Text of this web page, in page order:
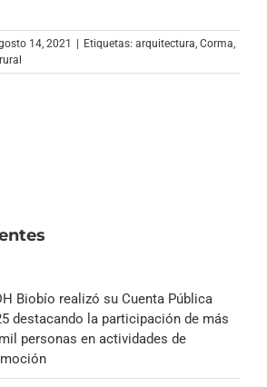
14, 2021 Etiquetas: arquitectura, Corma,
Biobío realizó su Cuenta Pública
destacando la participación de más
personas en actividades de